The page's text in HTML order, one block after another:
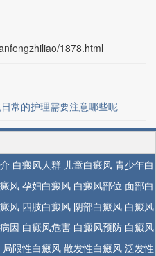
1878.html
常的护理需要注意哪些呢
白癜风人群 儿童白癜风 青少年白
风 孕妇白癜风 白癜风部位 面部白
风 四肢白癜风 阴部白癜风 白癜风
因 白癜风危害 白癜风预防 白癜风
局限性白癜风 散发性白癜风 泛发性